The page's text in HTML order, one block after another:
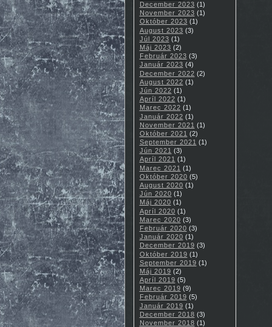
December 2023 (1)
November 2023 (1)
Október 2023 (1)
August 2023 (3)
Júl 2023 (1)
Máj 2023 (2)
Február 2023 (3)
Január 2023 (4)
December 2022 (2)
August 2022 (1)
Jún 2022 (1)
Apríl 2022 (1)
Marec 2022 (1)
Január 2022 (1)
November 2021 (1)
Október 2021 (2)
September 2021 (1)
Jún 2021 (3)
Apríl 2021 (1)
Marec 2021 (1)
Október 2020 (5)
August 2020 (1)
Jún 2020 (1)
Máj 2020 (1)
Apríl 2020 (1)
Marec 2020 (3)
Február 2020 (3)
Január 2020 (1)
December 2019 (3)
Október 2019 (1)
September 2019 (1)
Máj 2019 (2)
Apríl 2019 (5)
Marec 2019 (9)
Február 2019 (5)
Január 2019 (1)
December 2018 (3)
November 2018 (1)